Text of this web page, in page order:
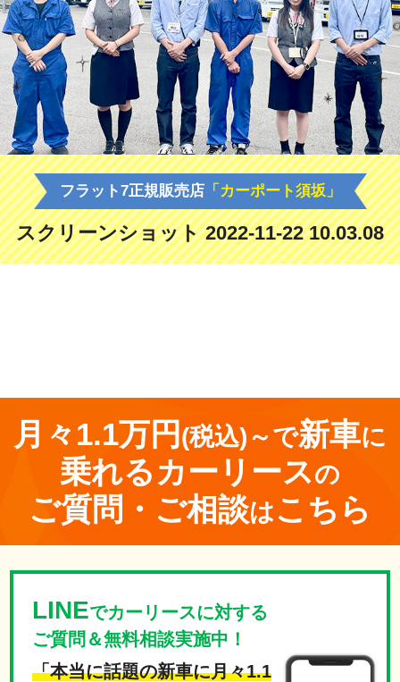
フラット7正規販売店「カーポート須坂」
スクリーンショット 2022-11-22 10.03.08
月々1.1万円 (税込)～で新車に
乗れる カーリースの
ご質問・ご相談はこちら
LINEでカーリースに対する
ご質問＆無料相談実施中！
「本当に話題の新車に月々1.1